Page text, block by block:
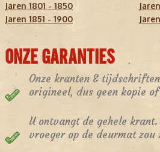
Jaren 1801 - 1850
Jaren 1851 - 1900
ONZE GARANTIES
Onze kranten &
origineel, dus geen kopie
U ontvangt de gehele
vroeger op de deurmat